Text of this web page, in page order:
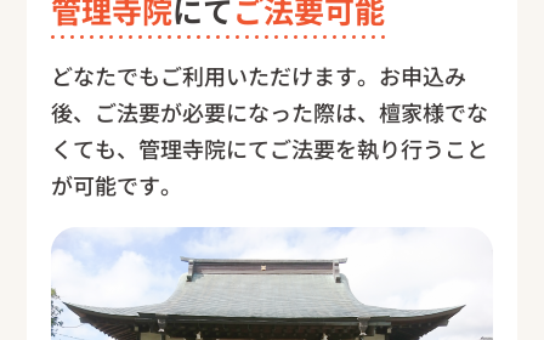
管理寺院にてご法要可能
どなたでもご利用いただけます。お申込み
後、ご法要が必要になった際は、檀家様でな
くても、管理寺院にてご法要を執り行うこと
が可能です。